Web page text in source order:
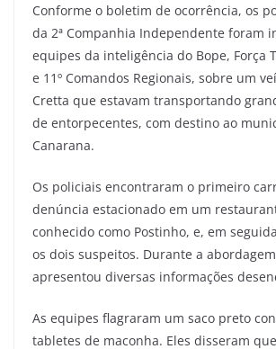
Conforme o boletim de ocorrência, os
da 2ª Companhia Independente foram
equipes da inteligência do Bope, Força
e 11º Comandos Regionais, sobre um
Cretta que estavam transportando
de entorpecentes, com destino ao
Canarana.
Os policiais encontraram o primeiro
denúncia estacionado em um
conhecido como Postinho, e, em
os dois suspeitos. Durante a
apresentou diversas informações
As equipes flagraram um saco preto
tabletes de maconha. Eles disseram